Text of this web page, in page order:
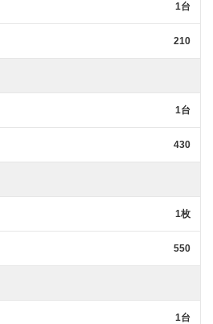
1台
210
1台
430
1枚
550
1台